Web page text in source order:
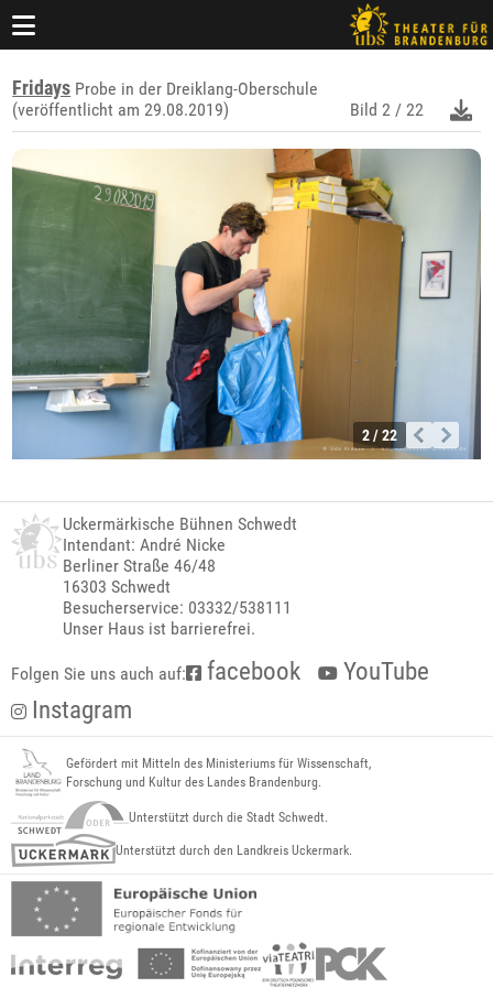
Fridays Probe in der Dreiklang-Oberschule
(veröffentlicht am 29.08.2019)
Bild 2 / 22
2 / 22
Uckermärkische Bühnen Schwedt
Intendant: André Nicke
Berliner Straße 46/48
16303 Schwedt
Besucherservice: 03332/538111
Unser Haus ist barrierefrei.
Folgen Sie uns auch auf: facebook
YouTube
Instagram
Gefördert mit Mitteln des Ministeriums für Wissenschaft,
Forschung und Kultur des Landes Brandenburg.
Unterstützt durch die Stadt Schwedt.
Unterstützt durch den Landkreis Uckermark.